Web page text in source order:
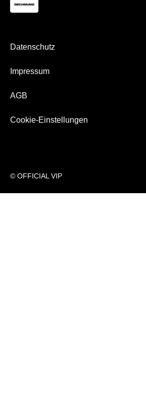
© OFFICIAL VIP
Datenschutz
Impressum
AGB
Cookie-Einstellungen